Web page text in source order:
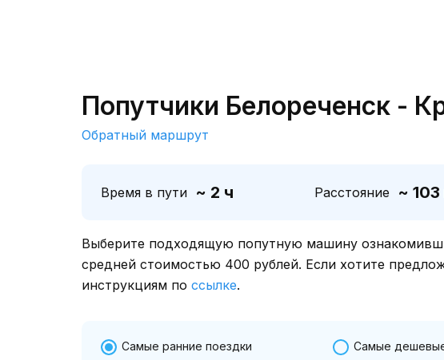
Попутчики Белореченск -
Обратный маршрут
Время в пути ~ 2 ч Расстояние ~
Выберите подходящую попутную машину
средней стоимостью 400 рублей. Если хотите
инструкциям по ссылке.
Самые ранние поездки Самые